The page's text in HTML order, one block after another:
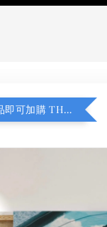
凡購買任一商品即可加購 THT 九週年 同一片天空 無框畫 30 x 30 cm 附掛勾 (黑膠封面大小）